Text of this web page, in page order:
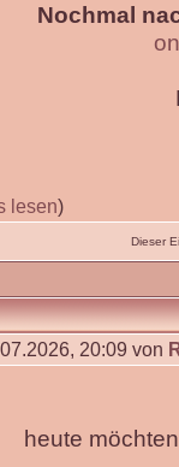
Nochmal
lesen)
Dieser
20:09 von
heute